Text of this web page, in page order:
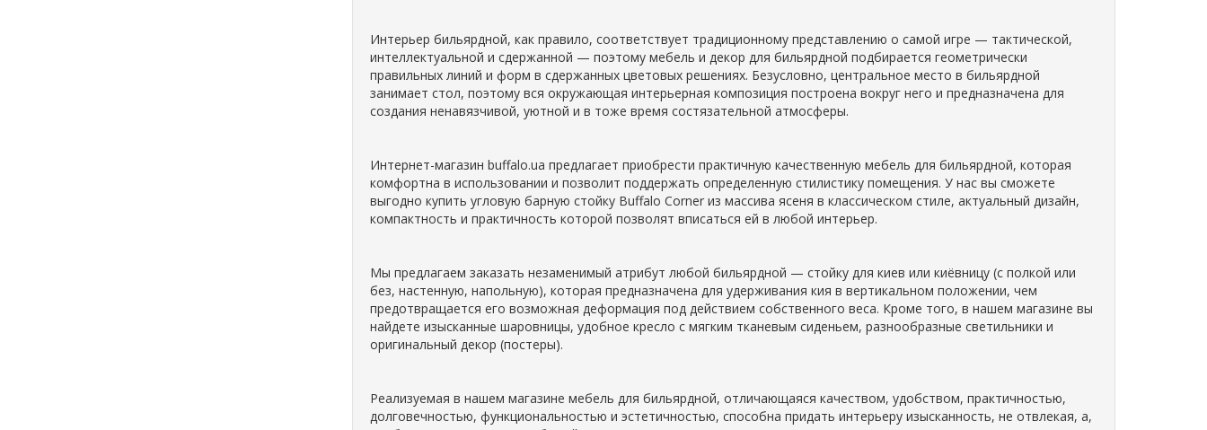
Интерьер бильярдной, как правило, соответствует традиционному представлению о самой игре — тактической,
интеллектуальной и сдержанной — поэтому мебель и декор для бильярдной подбирается геометрически
правильных линий и форм в сдержанных цветовых решениях. Безусловно, центральное место в бильярдной
занимает стол, поэтому вся окружающая интерьерная композиция построена вокруг него и предназначена для
создания ненавязчивой, уютной и в тоже время состязательной атмосферы.
Интернет-магазин buffalo.ua предлагает приобрести практичную качественную мебель для бильярдной, которая
комфортна в использовании и позволит поддержать определенную стилистику помещения. У нас вы сможете
выгодно купить угловую барную стойку Buffalo Corner из массива ясеня в классическом стиле, актуальный дизайн,
компактность и практичность которой позволят вписаться ей в любой интерьер.
Мы предлагаем заказать незаменимый атрибут любой бильярдной — стойку для киев или киёвницу (с полкой или
без, настенную, напольную), которая предназначена для удерживания кия в вертикальном положении, чем
предотвращается его возможная деформация под действием собственного веса. Кроме того, в нашем магазине вы
найдете изысканные шаровницы, удобное кресло с мягким тканевым сиденьем, разнообразные светильники и
оригинальный декор (постеры).
Реализуемая в нашем магазине мебель для бильярдной, отличающаяся качеством, удобством, практичностью,
долговечностью, функциональностью и эстетичностью, способна придать интерьеру изысканность, не отвлекая, а,